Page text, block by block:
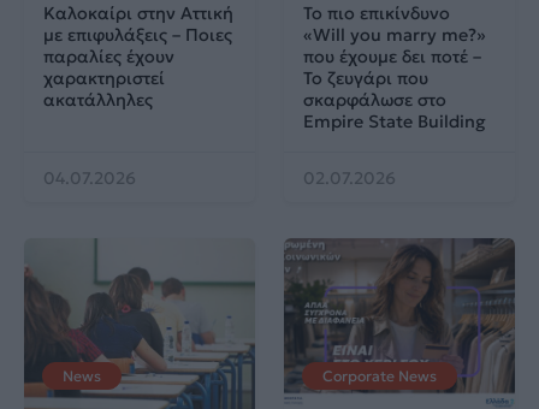
Καλοκαίρι στην Αττική
με επιφυλάξεις – Ποιες
παραλίες έχουν
χαρακτηριστεί
ακατάλληλες
04.07.2026
Το πιο επικίνδυνο
«Will you marry me?»
που έχουμε δει ποτέ –
Το ζευγάρι που
σκαρφάλωσε στο
Empire State Building
02.07.2026
News Corporate News